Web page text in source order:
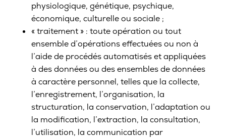
physiologique, génétique, psychique,
économique, culturelle ou sociale ;
« traitement » : toute opération ou tout
ensemble d’opérations effectuées ou non à
l’aide de procédés automatisés et appliquées
à des données ou des ensembles de données
à caractère personnel, telles que la collecte,
l’enregistrement, l’organisation, la
structuration, la conservation, l’adaptation ou
la modification, l’extraction, la consultation,
l’utilisation, la communication par